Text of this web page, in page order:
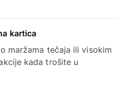
kartica
maržama tečaja ili visokim
kada trošite u